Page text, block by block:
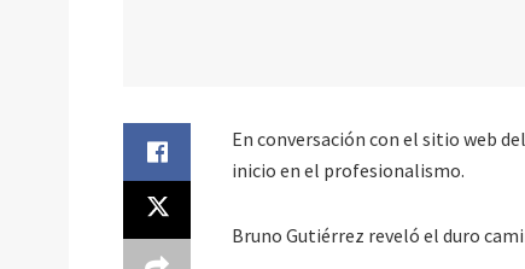
En conversación con el sitio web
inicio en el profesionalismo.
Bruno Gutiérrez reveló el duro